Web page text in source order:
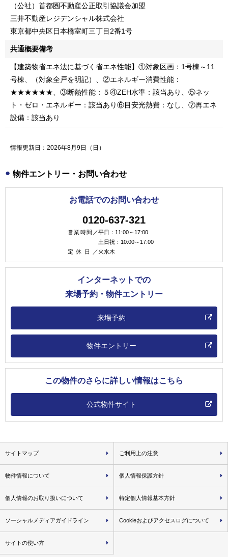
（公社）首都圏不動産公正取引協議会加盟
三井不動産レジデンシャル株式会社
東京都中央区日本橋室町三丁目2番1号
共通概要備考
【建築物省エネ法に基づく省エネ性能】①対象区画：1号棟～11
号棟、（対象全戸を明記）、②エネルギー消費性能：
★★★★★★、③断熱性能：５④ZEH水準：該当あり、⑤ネッ
ト・ゼロ・エネルギー：該当あり⑥目安光熱費：なし、⑦再エネ
設備：該当あり
情報更新日：2026年8月9日（日）
物件エントリー・お問い合わせ
お電話でのお問い合わせ
0120-637-321
営業時間／平日：11:00～17:00
土日祝：10:00～17:00
定休日／火水木
インターネットでの
来場予約・物件エントリー
来場予約
物件エントリー
この物件のさらに詳しい情報はこちら
公式物件サイト
サイトマップ ご利用上の注意
物件情報について 個人情報保護方針
個人情報のお取り扱いについて 特定個人情報基本方針
ソーシャルメディアガイドライン Cookieおよびアクセスログについて
サイトの使い方